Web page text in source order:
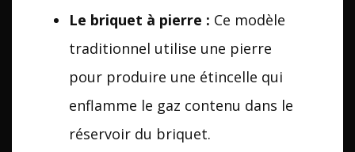
Le briquet à pierre : Ce modèle
traditionnel utilise une pierre
pour produire une étincelle qui
enflamme le gaz contenu dans le
réservoir du briquet.